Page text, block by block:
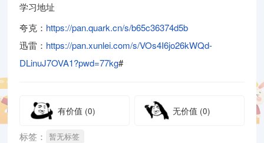
学习地址
夸克： https://pan.quark.cn/s/b65c36374d5b
迅雷： https://pan.xunlei.com/s/VOs4I6jo26kWQd-
DLinuJ7OVA1?pwd=77kg#
有价值 (0) 无价值 (0)
标签： 暂无标签